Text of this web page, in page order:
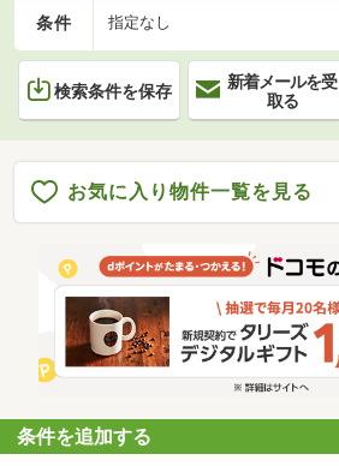
条件 指定なし
検索条件を保存
新着メールを受
取る
お気に入り物件一覧を見る
条件を追加する